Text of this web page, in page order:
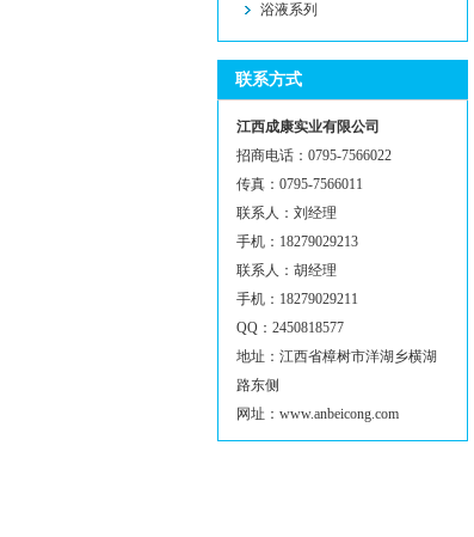
浴液系列
联系方式
江西成康实业有限公司
招商电话：0795-7566022
传真：0795-7566011
联系人：刘经理
手机：18279029213
联系人：胡经理
手机：18279029211
QQ：2450818577
地址：江西省樟树市洋湖乡横湖
路东侧
网址：www.anbeicong.com